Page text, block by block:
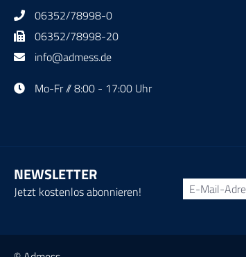
06352/78998-0
06352/78998-20
info@admess.de
Mo-Fr // 8:00 - 17:00 Uhr
NEWSLETTER
Jetzt kostenlos abonnieren!